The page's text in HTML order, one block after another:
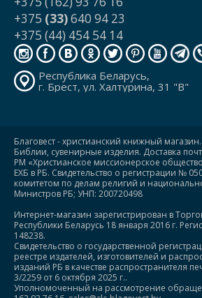
+375 (33)640 94 23
+375 (44) 454 54 14
Республика Беларусь,
г. Брест, ул. Халтурина, 31 "В"
Благовест - христианский книжный
Библии, сувенирные изделия. Доставка
РМ «Христианское миссионерское
ЕХБ в РБ. Свидетельство о регистрации №
комитетом по делам религий и
Министров РБ; УНП: 200720498
Интернет-магазин зарегистрирован в
Республики Беларусь 18 января 2016 г.
148238.
Свидетельство о государственной
реестре издателей, изготовителей и
изданий РБ в качестве распространителя
3/2259 от 6 октября 2025 г..
Уполномоченный на рассмотрение